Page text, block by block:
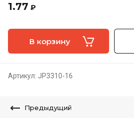
1.77 ₽
В корзину
Артикул: JP3310-16
Предыдущий